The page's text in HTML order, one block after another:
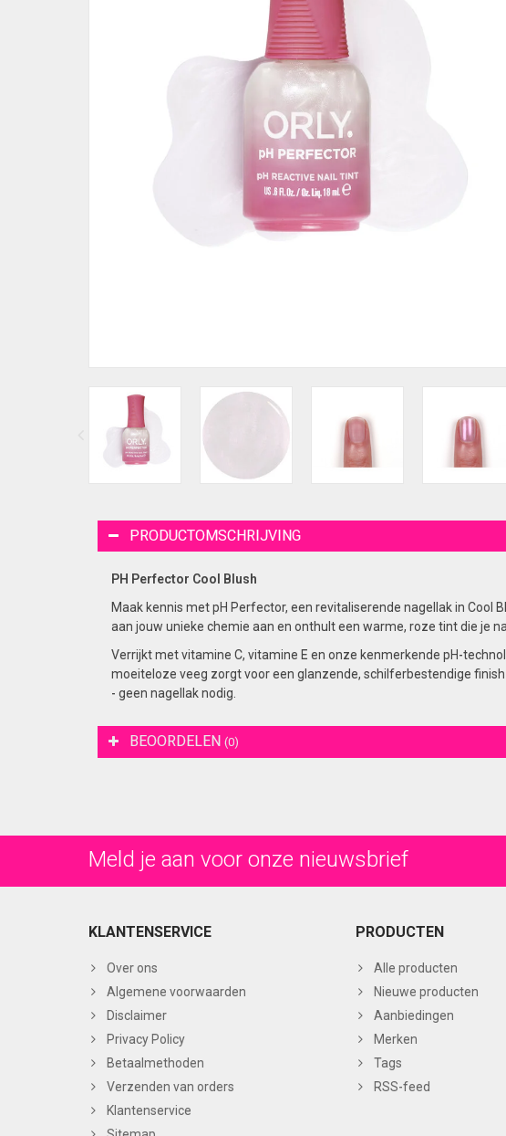
PRODUCTOMSCHRIJVING
PH Perfector Cool Blush
Maak kennis met pH Perfector, een revitaliserende nagellak in
aan jouw unieke chemie aan en onthult een warme, roze tint die je
Verrijkt met vitamine C, vitamine E en onze kenmerkende pH-
moeiteloze veeg zorgt voor een glanzende, schilferbestendige
- geen nagellak nodig.
BEOORDELEN (0)
Meld je aan voor onze nieuwsbrief
KLANTENSERVICE
Over ons
Algemene voorwaarden
Disclaimer
Privacy Policy
Betaalmethoden
Verzenden van orders
Klantenservice
PRODUCTEN
Alle producten
Nieuwe producten
Aanbiedingen
Merken
Tags
RSS-feed